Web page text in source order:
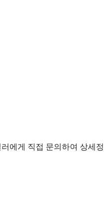
에게 직접 문의하여 상세정